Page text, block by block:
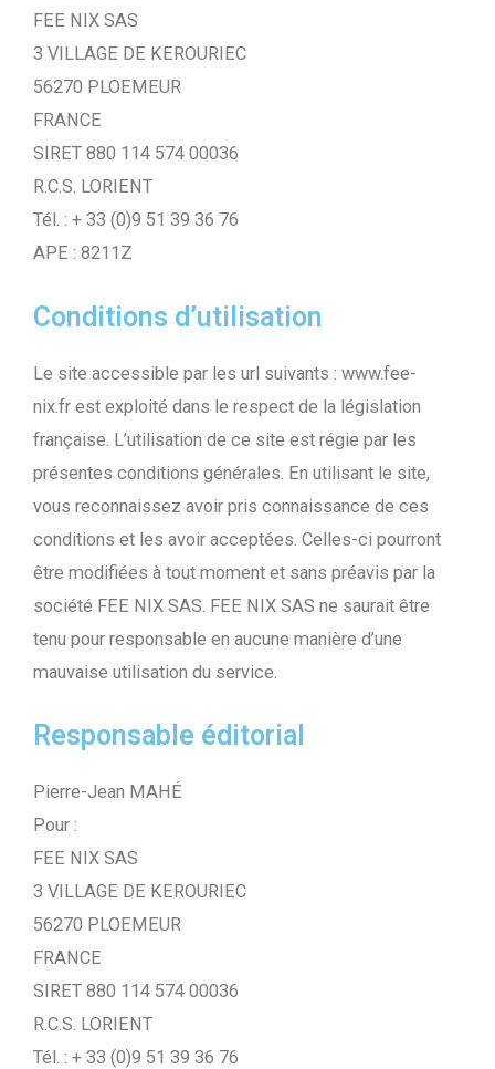
FEE NIX SAS
3 VILLAGE DE KEROURIEC
56270 PLOEMEUR
FRANCE
SIRET 880 114 574 00036
R.C.S. LORIENT
Tél. : + 33 (0)9 51 39 36 76
APE : 8211Z
Conditions d’utilisation
Le site accessible par les url suivants : www.fee-
nix.fr est exploité dans le respect de la législation
française. L’utilisation de ce site est régie par les
présentes conditions générales. En utilisant le site,
vous reconnaissez avoir pris connaissance de ces
conditions et les avoir acceptées. Celles-ci pourront
être modifiées à tout moment et sans préavis par la
société FEE NIX SAS. FEE NIX SAS ne saurait être
tenu pour responsable en aucune manière d’une
mauvaise utilisation du service.
Responsable éditorial
Pierre-Jean MAHÉ
Pour :
FEE NIX SAS
3 VILLAGE DE KEROURIEC
56270 PLOEMEUR
FRANCE
SIRET 880 114 574 00036
R.C.S. LORIENT
Tél. : + 33 (0)9 51 39 36 76